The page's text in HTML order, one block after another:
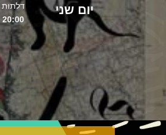
יום שני
דלתות
20:00